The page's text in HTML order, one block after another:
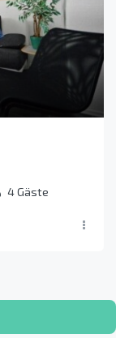
4Gäste